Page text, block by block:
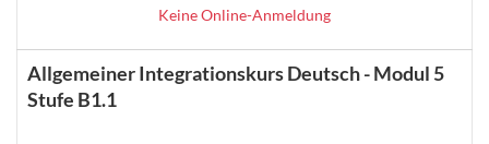
Keine Online-Anmeldung
Allgemeiner Integrationskurs Deutsch - Modul 5
Stufe B1.1